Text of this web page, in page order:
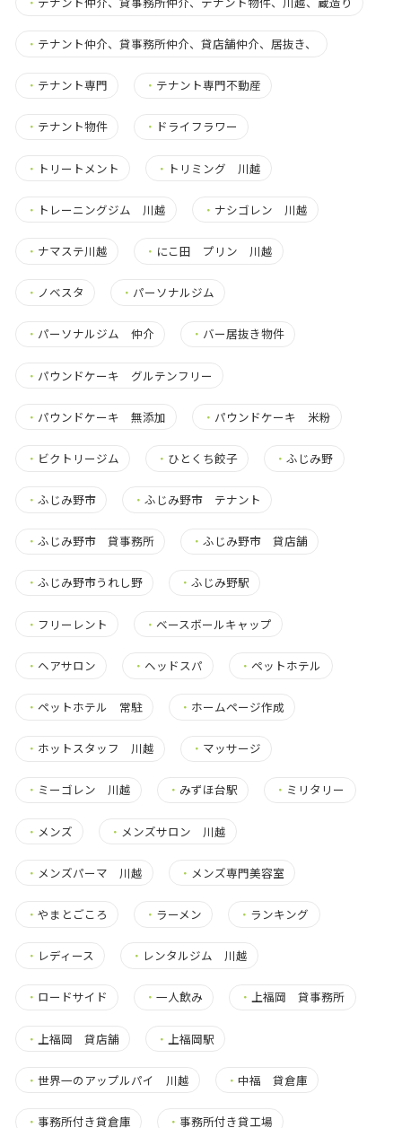
・ テナント仲介、貸事務所仲介、貸店舗仲介、居抜き、
・ テナント専門 ・ テナント専門不動産
・ テナント物件 ・ ドライフラワー
・ トリートメント ・ トリミング 川越
・ トレーニングジム 川越 ・ ナシゴレン 川越
・ ナマステ川越 ・ にこ田 プリン 川越
・ ノベスタ ・ パーソナルジム
・ パーソナルジム 仲介 ・ バー居抜き物件
・ パウンドケーキ グルテンフリー
・ パウンドケーキ 無添加 ・ パウンドケーキ 米粉
・ ビクトリージム ・ ひとくち餃子 ・ふじみ野
・ ふじみ野市 ・ふじみ野市 テナント
・ ふじみ野市 貸事務所 ・ふじみ野市 貸店舗
・ ふじみ野市うれし野 ・ふじみ野駅
・ フリーレント ・ ベースボールキャップ
・ ヘアサロン ・ ヘッドスパ ・ペットホテル
・ ペットホテル 常駐 ・ ホームページ作成
・ ホットスタッフ 川越 ・ マッサージ
・ ミーゴレン 川越 ・ みずほ台駅 ・ ミリタリー
・ メンズ ・ メンズサロン 川越
・ メンズパーマ 川越 ・ メンズ専門美容室
・ やまとごころ ・ ラーメン ・ ランキング
・ レディース ・ レンタルジム 川越
・ ロードサイド ・一人飲み ・上福岡 貸事務所
・ 上福岡 貸店舗 ・ 上福岡駅
・ 世界一のアップルパイ 川越 ・中福 貸倉庫
・ 事務所付き貸倉庫 ・ 事務所付き貸工場